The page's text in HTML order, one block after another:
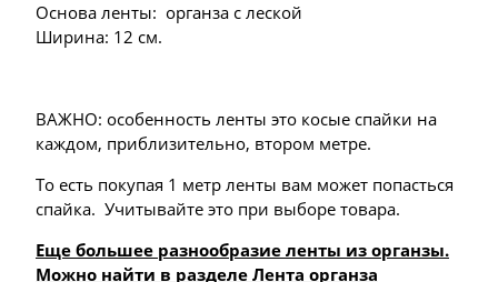
Основа ленты: органза с леской
Ширина: 12 см.
ВАЖНО: особенность ленты это косые спайки на
каждом, приблизительно, втором метре.
То есть покупая 1 метр ленты вам может попасться
спайка. Учитывайте это при выборе товара.
Еще большее разнообразие ленты из органзы.
Можно найти в разделе Лента органза